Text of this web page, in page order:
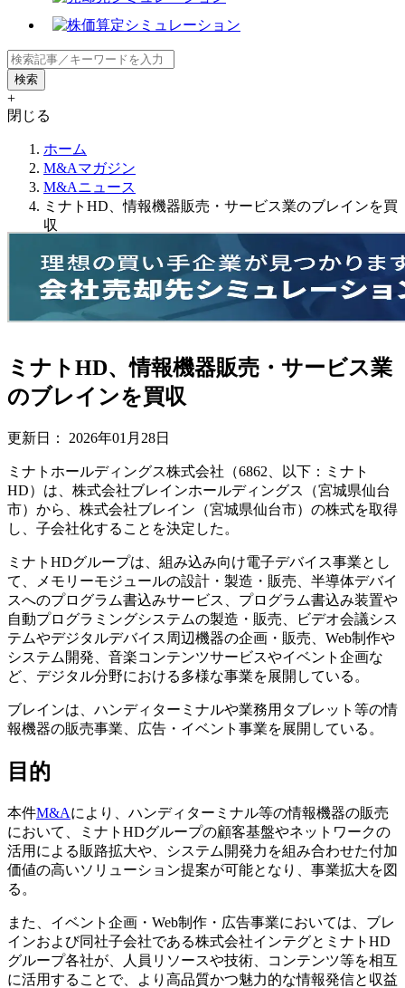
+
閉じる
ホーム
M&Aマガジン
M&Aニュース
ミナトHD、情報機器販売・サービス業のブレインを買
収
ミナトHD、情報機器販売・サービス業
のブレインを買収
更新日： 2026年01月28日
ミナトホールディングス株式会社（6862、以下：ミナト
HD）は、株式会社ブレインホールディングス（宮城県仙台
市）から、株式会社ブレイン（宮城県仙台市）の株式を取得
し、子会社化することを決定した。
ミナトHDグループは、組み込み向け電子デバイス事業とし
て、メモリーモジュールの設計・製造・販売、半導体デバイ
スへのプログラム書込みサービス、プログラム書込み装置や
自動プログラミングシステムの製造・販売、ビデオ会議シス
テムやデジタルデバイス周辺機器の企画・販売、Web制作や
システム開発、音楽コンテンツサービスやイベント企画な
ど、デジタル分野における多様な事業を展開している。
ブレインは、ハンディターミナルや業務用タブレット等の情
報機器の販売事業、広告・イベント事業を展開している。
目的
本件M&Aにより、ハンディターミナル等の情報機器の販売
において、ミナトHDグループの顧客基盤やネットワークの
活用による販路拡大や、システム開発力を組み合わせた付加
価値の高いソリューション提案が可能となり、事業拡大を図
る。
また、イベント企画・Web制作・広告事業においては、ブレ
インおよび同社子会社である株式会社インテグとミナトHD
グループ各社が、人員リソースや技術、コンテンツ等を相互
に活用することで、より高品質かつ魅力的な情報発信と収益